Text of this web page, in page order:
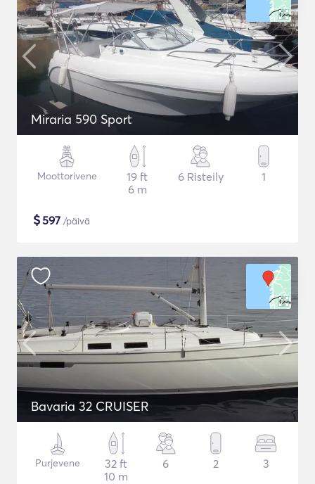
Miraria 590 Sport
Moottorivene
19 ft
6 m
6 Risteily 1
$597 /päivä
Bavaria 32 CRUISER
Purjevene
32 ft
10 m
6 2 3